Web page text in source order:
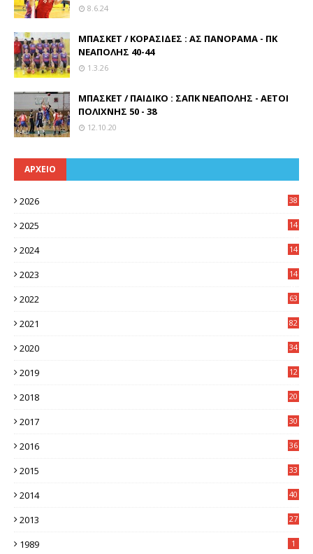
8.6.24
ΜΠΑΣΚΕΤ / ΚΟΡΑΣΙΔΕΣ : ΑΣ ΠΑΝΟΡΑΜΑ - ΠΚ
ΝΕΑΠΟΛΗΣ 40-44
1.3.26
ΜΠΑΣΚΕΤ / ΠΑΙΔΙΚΟ : ΣΑΠΚ ΝΕΑΠΟΛΗΣ - ΑΕΤΟΙ
ΠΟΛΙΧΝΗΣ 50 - 38
12.10.20
ΑΡΧΕΙΟ
2026 38
2025
14
2024
14
2023
14
2022 63
2021 82
2020 34
2019
12
2018
20
2017
30
2016
36
2015
33
2014
40
2013
27
1989 1